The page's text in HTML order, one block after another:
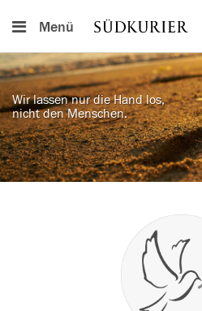
Menü
Wir lassen nur die Hand los,
nicht den Menschen.